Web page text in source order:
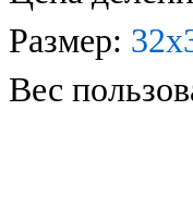
Размер:
Вес